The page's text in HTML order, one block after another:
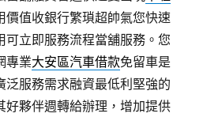
價值收銀行繁瑣超帥氣您快速
可立即服務流程當舖服務。您
專業大安區汽車借款免留車是
泛服務需求融資最低利堅強的
好夥伴週轉給辦理，增加提供